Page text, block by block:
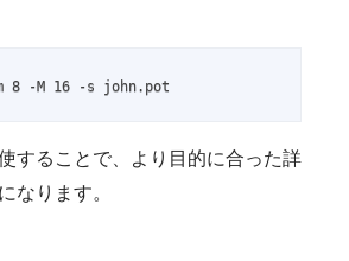
8 -M 16 -s john.pot
することで、より目的に合った詳
なります。